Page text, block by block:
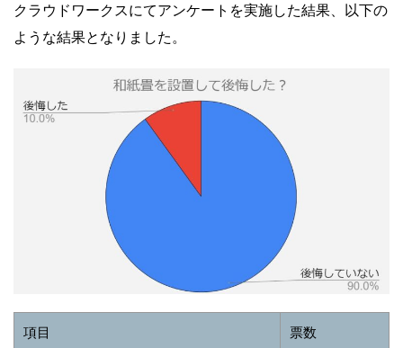
クラウドワークスにてアンケートを実施した結果、以下の
ような結果となりました。
項目 票数